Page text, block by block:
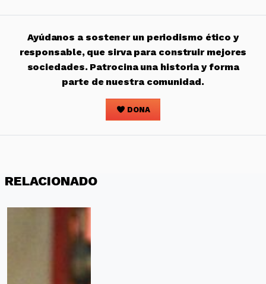
Ayúdanos a sostener un periodismo ético y
responsable, que sirva para construir mejores
sociedades. Patrocina una historia y forma
parte de nuestra comunidad.
DONA
RELACIONADO